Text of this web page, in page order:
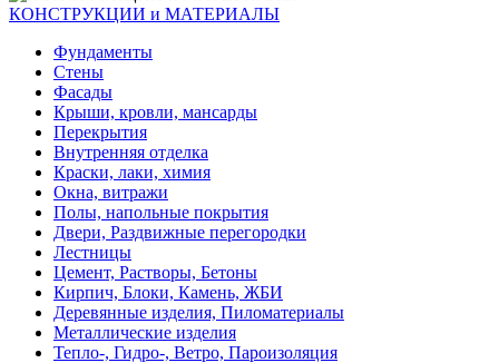
КОНСТРУКЦИИ и МАТЕРИАЛЫ
Фундаменты
Стены
Фасады
Крыши, кровли, мансарды
Перекрытия
Внутренняя отделка
Краски, лаки, химия
Окна, витражи
Полы, напольные покрытия
Двери, Раздвижные перегородки
Лестницы
Цемент, Растворы, Бетоны
Кирпич, Блоки, Камень, ЖБИ
Деревянные изделия, Пиломатериалы
Металлические изделия
Тепло-, Гидро-, Ветро, Пароизоляция